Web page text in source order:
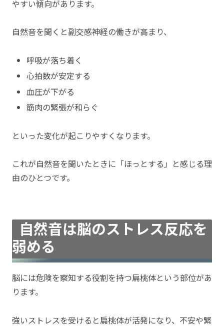
やすい傾向があります。
自然音を聞くと副交感神経の働きが高まり、
呼吸が落ち着く
心拍数が安定する
血圧が下がる
筋肉の緊張が和らぐ
といった変化が起こりやすくなります。
これが自然音を聞いたときに「ほっとする」と感じる理
由のひとつです。
自然音は脳のストレス反応を
弱める
脳には危険を察知する役割を持つ扁桃体という部位があ
ります。
強いストレスを受けると扁桃体が活発になり、不安や緊